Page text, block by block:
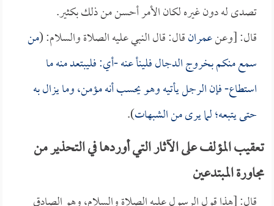
تصدى له دون غيره لكان الأمر أحسن من ذلك بكثير.
قال: [وعنعمرانقال: قال النبي عليه الصلاة والسلام: (من
سمع منكم بخروجالدجالفلينأ عنه -أي: فليبتعد منه ما
استطاع- فإن الرجل يأتيه وهو يحسب أنه مؤمن، وما يزال به
حتى يتبعه؛ لما يرى من الشبهات).
تعقيب المؤلف على الآثار التي أوردها في التحذير من
مجاورة المبتدعين